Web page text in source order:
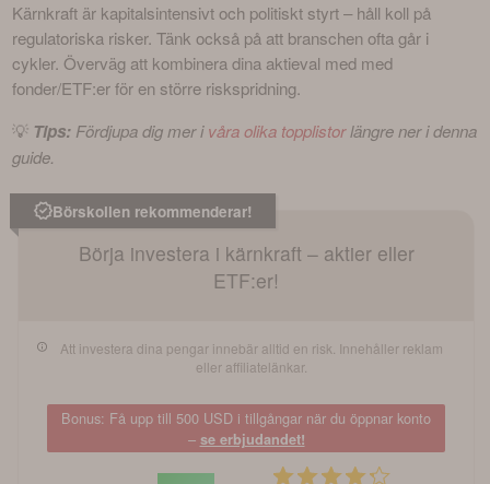
Kärnkraft är kapitalsintensivt och politiskt styrt – håll koll på
regulatoriska risker. Tänk också på att branschen ofta går i
cykler. Överväg att kombinera dina aktieval med med
fonder/ETF:er för en större riskspridning.
💡 Tips: Fördjupa dig mer i våra olika topplistor längre ner i denna
guide.
Börskollen rekommenderar!
Börja investera i kärnkraft – aktier eller
ETF:er!
Att investera dina pengar innebär alltid en risk. Innehåller reklam
eller affiliatelänkar.
Bonus: Få upp till 500 USD i tillgångar när du öppnar konto
– se erbjudandet!